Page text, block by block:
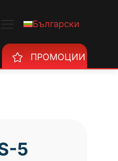
Български
ПРОМОЦИИ
5